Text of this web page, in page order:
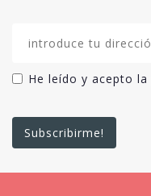
He leído y acepto la